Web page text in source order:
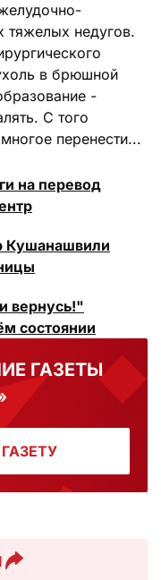
тяжелых недугов.
в брюшной
-
С того
перенести...
на перевод
Кушанашвили
вернусь!"
состоянии
ГАЗЕТЫ